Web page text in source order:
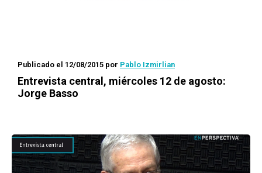
Publicado el 12/08/2015 por Pablo Izmirlian
Entrevista central, miércoles 12 de agosto:
Jorge Basso